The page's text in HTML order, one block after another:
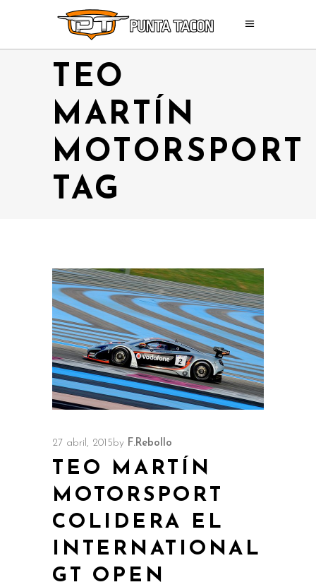
TEO
MARTÍN
MOTORSPORT
TAG
27 abril, 2015 by F.Rebollo
TEO MARTÍN
MOTORSPORT
COLIDERA EL
INTERNATIONAL
GT OPEN